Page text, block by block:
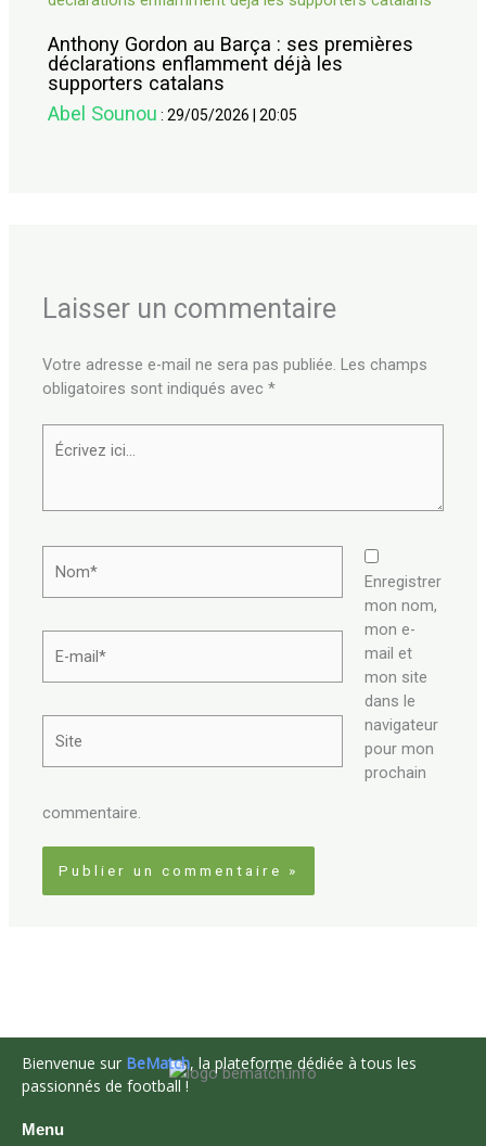
Anthony Gordon au Barça : ses premières
déclarations enflamment déjà les
supporters catalans
Abel Sounou :29/05/2026 |20:05
Laisser un commentaire
Votre adresse e-mail ne sera pas publiée. Les champs
obligatoires sont indiqués avec*
Écrivez
ici…
mail*
Enregistrer
mon nom,
mon e-
mail et
mon site
dans le
navigateur
pour mon
prochain
commentaire.
Bienvenue sur BeMatch, la plateforme dédiée à tous les
passionnés de football !
Menu